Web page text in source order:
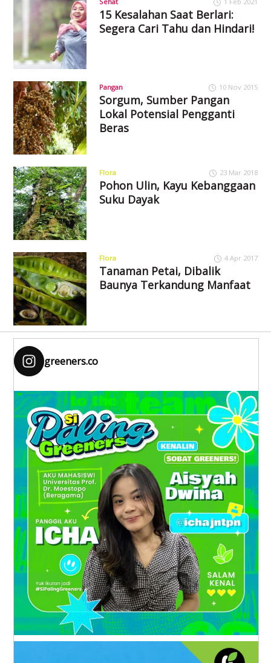
15 Kesalahan Saat Berlari:
Segera Cari Tahu dan Hindari!
Pangan 10 Nov 2015
Sorgum, Sumber Pangan
Lokal Potensial Pengganti
Beras
Flora 23 Mar 2018
Pohon Ulin, Kayu Kebanggaan
Suku Dayak
Flora 4 Apr 2017
Tanaman Petai, Dibalik
Baunya Terkandung Manfaat
greeners.co